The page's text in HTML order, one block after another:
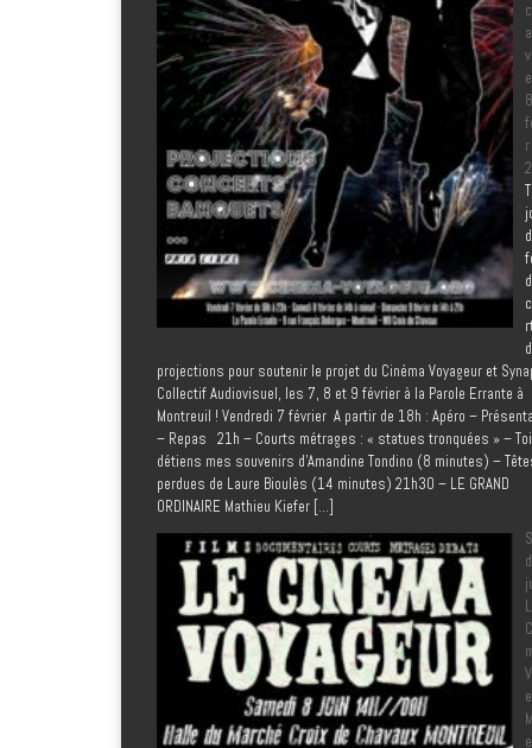
a
r
projections pour soutenir le projet du Cinéma Voyageur et
Collectif Audiovisuel, les 7, 8 et 9 février à la Parole Errante à
Montreuil ! Vendredi 7 février A partir de 18h : Apéro –
– Repas 21h – Courts métrages : « statues tronquées » –
détiens mes souvenirs d’Amandine Tondino (8 minutes) –
perdues de Laure Bioulès (14 minutes) 21h30 – LE GRAND
ORDINAIRE Mathieu Kiefer […]